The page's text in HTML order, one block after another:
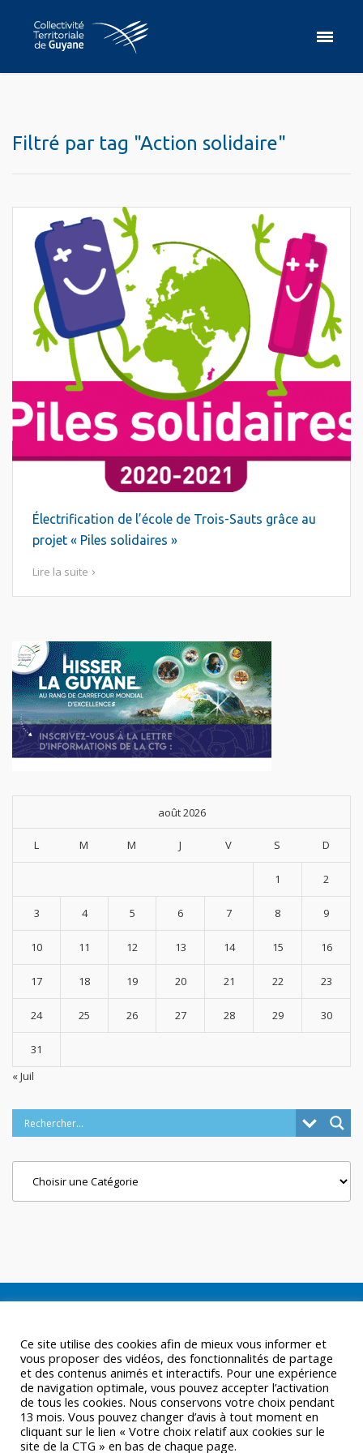
Filtré par tag "Action solidaire"
Électrification de l’école de Trois-Sauts grâce au
projet « Piles solidaires »
Lire la suite
août 2026
L M M J V S D
1 2
3 4 5 6 7 8 9
10 11 12 13 14 15 16
17 18 19 20 21 22 23
24 25 26 27 28 29 30
31
« Juil
Ce site utilise des cookies afin de mieux vous informer et
vous proposer des vidéos, des fonctionnalités de partage
et des contenus animés et interactifs. Pour une expérience
de navigation optimale, vous pouvez accepter l’activation
de tous les cookies. Nous conservons votre choix pendant
13 mois. Vous pouvez changer d’avis à tout moment en
cliquant sur le lien « Votre choix relatif aux cookies sur le
site de la CTG » en bas de chaque page.